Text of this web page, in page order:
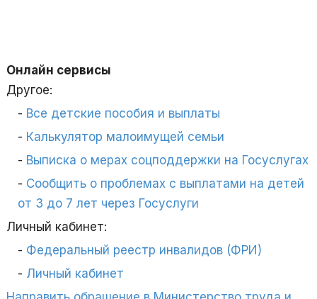
Онлайн сервисы
Другое:
Все детские пособия и выплаты
Калькулятор малоимущей семьи
Выписка о мерах соцподдержки на Госуслугах
Сообщить о проблемах с выплатами на детей
от 3 до 7 лет через Госуслуги
Личный кабинет:
Федеральный реестр инвалидов (ФРИ)
Личный кабинет